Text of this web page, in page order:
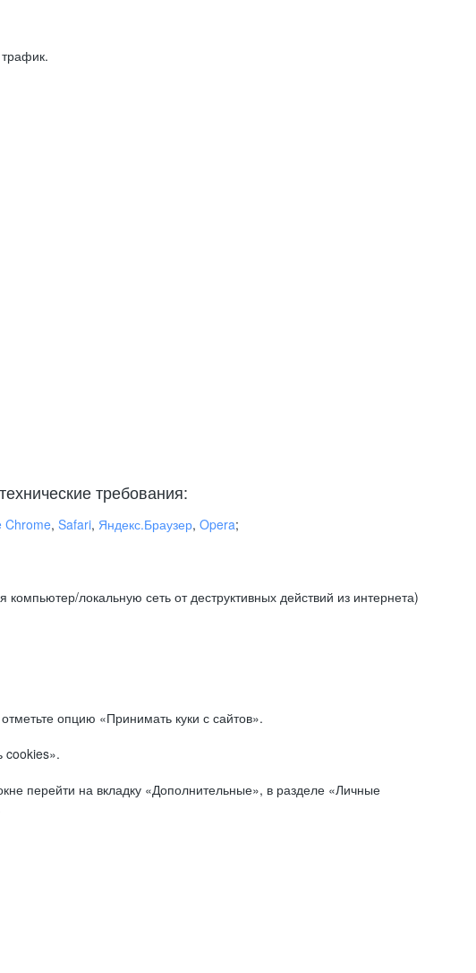
требования:
Chrome, Safari, Яндекс.Браузер, Opera;
локальную сеть от деструктивных действий из интернета)
опцию «Принимать куки с сайтов».
cookies».
перейти на вкладку «Дополнительные», в разделе «Личные